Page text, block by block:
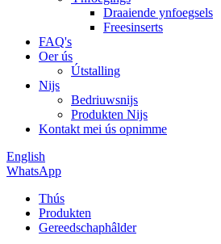
Draaiende ynfoegsels
Freesinserts
FAQ's
Oer ús
Útstalling
Nijs
Bedriuwsnijs
Produkten Nijs
Kontakt mei ús opnimme
English
WhatsApp
Thús
Produkten
Gereedschaphâlder